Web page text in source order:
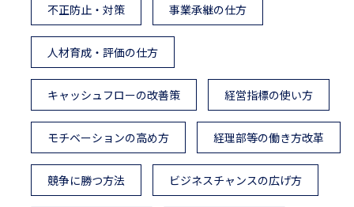
不正防止・対策 事業承継の仕方
人材育成・評価の仕方
キャッシュフローの改善策 経営指標の使い方
モチベーションの高め方 経理部等の働き方改革
競争に勝つ方法 ビジネスチャンスの広げ方